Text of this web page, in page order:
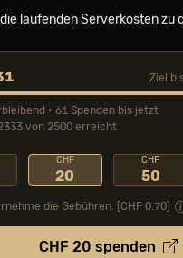
laufenden Serverkosten zu
Ziel
• 61 Spenden bis jetzt
von 2500 erreicht
CHF
20
CHF
50
die Gebühren. [CHF 0.70
CHF 20 spenden